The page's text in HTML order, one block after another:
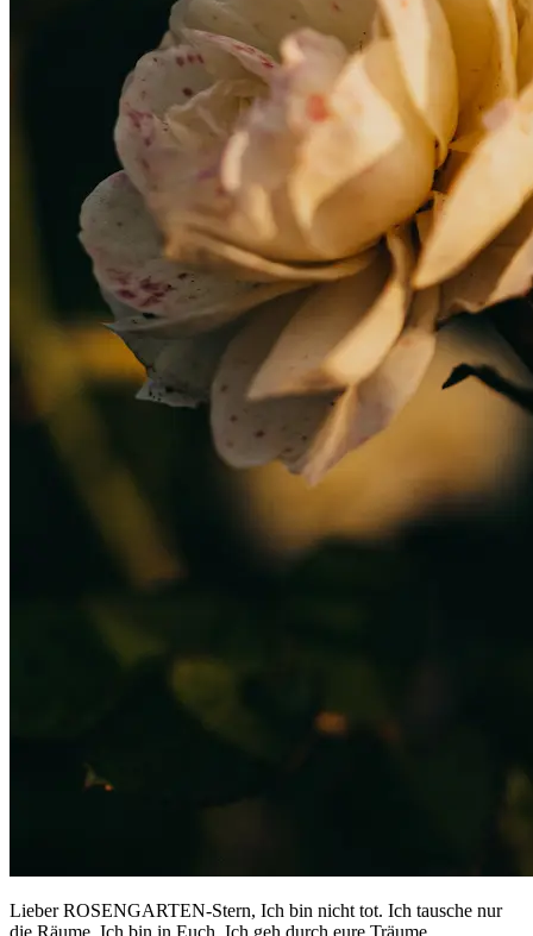
Lieber ROSENGARTEN-Stern, Ich bin nicht tot. Ich tausche nur